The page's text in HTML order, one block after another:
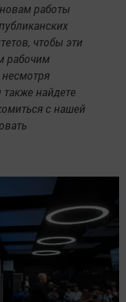
работы
чтобы эти
рабочим
найдете
с нашей